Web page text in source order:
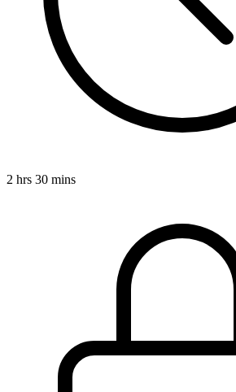
2 hrs 30 mins